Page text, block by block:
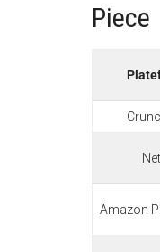
Piece
Amazon